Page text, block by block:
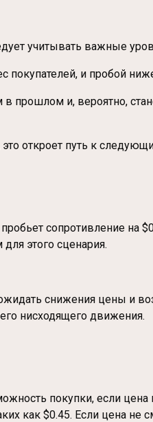
учитывать важные
покупателей, и пробой
и, вероятно,
откроет путь к
сопротивление
этого сценария.
снижения цены и
нисходящего движения.
покупки, если
как $0.45. Если цена